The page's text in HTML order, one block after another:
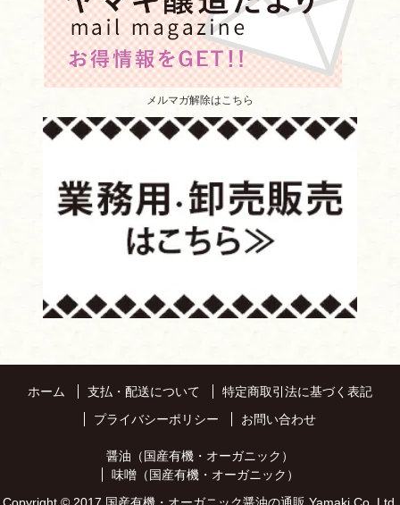
メルマガ解除はこちら
ホーム 支払・配送について
特定商取引法に基づく表記
プライバシーポリシー
お問い合わせ
醤油（国産有機・オーガニック）
味噌（国産有機・オーガニック）
Copyright © 2017 国産有機・オーガニック醤油の通販 Yamaki Co.,Ltd.